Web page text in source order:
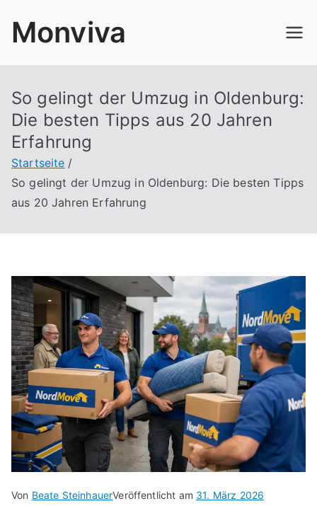
InhaltMonviva
So gelingt der Umzug in Oldenburg:
Die besten Tipps aus 20 Jahren
Erfahrung
Startseite
So gelingt der Umzug in Oldenburg: Die besten Tipps
aus 20 Jahren Erfahrung
Von Beate SteinhauerVeröffentlicht am 31. März 2026